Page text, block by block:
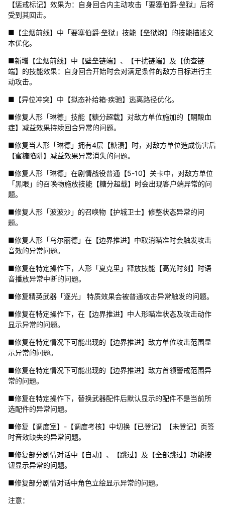
【惩戒标记】效果为：自身回合内主动攻击「要塞伯爵·垒狱」后将
受到其回击。
■【尘烟前线】中「要塞伯爵·垒狱」技能【垒狱炮】的技能描述文
本优化。
■新增【尘烟前线】中【壁垒链端】、【干扰链端】及【侦查链
端】的技能效果：自身回合开始时会对满足条件的敌方目标进行主
动攻击。
■【异位冲突】中【拟态补给箱·疾驰】逃离路径优化。
■修复人形「琳德」技能【糖分超载】对敌方单位施加的【酮酸血
症】减益效果持续回合异常的问题。
■修复当人形「琳德」拥有4层【糖渍】时，对敌方单位造成伤害后
【蜜糖陷阱】减益效果异常消失的问题。
■修复人形「琳德」在剧情战役普通【5-10】关卡中，对敌方单位
「黑眼」的召唤物施放技能【糖分超载】时会出现客户端异常的问
题。
■修复人形「波波沙」的召唤物【护城卫士】修整状态异常的问
题。
■修复人形「乌尔丽德」在【边界推进】中取消瞄准时会触发攻击
音效的异常问题。
■修复在特定操作下，人形「夏克里」释放技能【高光时刻】时语
音播放异常中断的问题。
■修复精英武器「逐光」 特质效果会被普通攻击异常触发的问题。
■修复在特定操作下，在【边界推进】中人形瞄准状态及攻击动作
显示异常的问题。
■修复在特定情况下可能出现的【边界推进】敌方单位攻击范围显
示异常的问题。
■修复在特定情况下可能出现的【边界推进】敌方首领警戒范围异
常的问题。
■修复在特定操作下，替换武器配件后默认显示的配件不是当前所
选配件的异常问题。
■修复【调度室】-【调度考核】中切换【已登记】【未登记】页签
时音效缺失的异常问题。
■修复部分剧情对话中【自动】、【跳过】及【全部跳过】功能按
钮显示异常的问题。
■修复部分剧情对话中角色立绘显示异常的问题。
注意：